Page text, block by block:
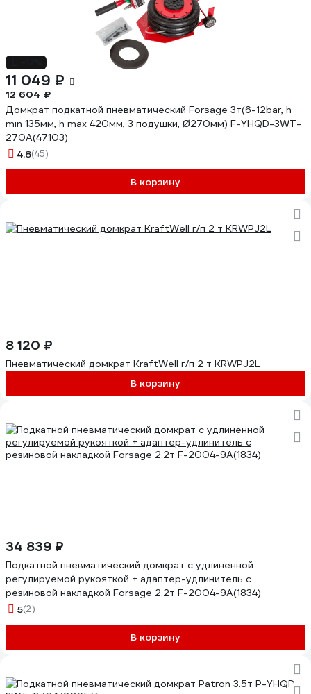
11 049 ₽
12 604 ₽
Домкрат подкатной пневматический Forsage 3т(6-12bar, h
min 135мм, h max 420мм, 3 подушки, Ø270мм) F-YHQD-3WT-
270A(47103)
4.8(45)
В корзину
8 120 ₽
Пневматический домкрат KraftWell г/п 2 т KRWPJ2L
В корзину
34 839 ₽
Подкатной пневматический домкрат с удлиненной
регулируемой рукояткой + адаптер-удлинитель с
резиновой накладкой Forsage 2.2т F-2004-9A(1834)
5(2)
В корзину